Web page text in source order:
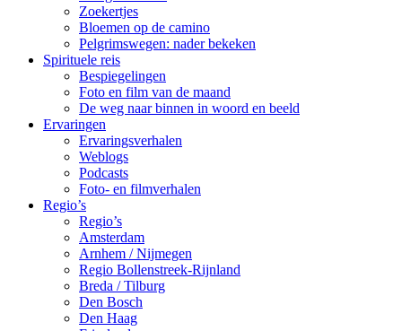
Zoekertjes
Bloemen op de camino
Pelgrimswegen: nader bekeken
Spirituele reis
Bespiegelingen
Foto en film van de maand
De weg naar binnen in woord en beeld
Ervaringen
Ervaringsverhalen
Weblogs
Podcasts
Foto- en filmverhalen
Regio’s
Regio’s
Amsterdam
Arnhem / Nijmegen
Regio Bollenstreek-Rijnland
Breda / Tilburg
Den Bosch
Den Haag